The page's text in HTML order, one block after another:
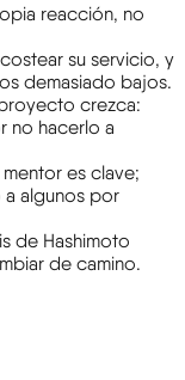
reacción, no
su servicio, y
demasiado bajos.
crezca:
no hacerlo a
es clave;
algunos por
de Hashimoto
de camino.